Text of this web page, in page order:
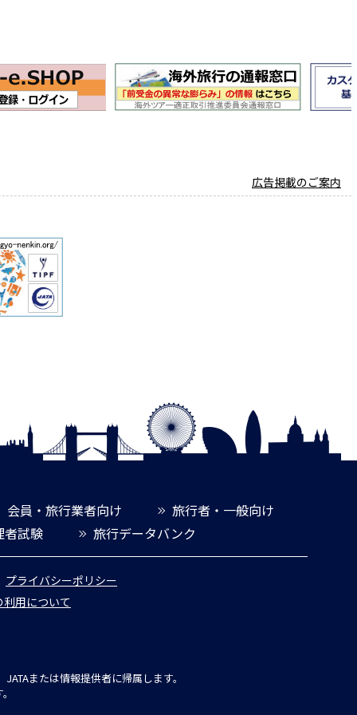
広告掲載のご案内
会員・旅行業者向け
旅行者・一般向け
者試験
旅行データバンク
プライバシーポリシー
用について
または情報提供者に帰属します。